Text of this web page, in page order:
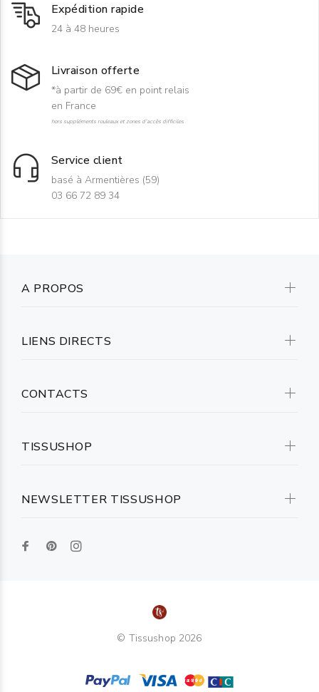
Expédition rapide
24 à 48 heures
Livraison offerte
*à partir de 69€ en point relais
en France
hors suppléments rouleaux et zones d'accès difficiles
Service client
basé à Armentières (59)
03 66 72 89 34
NEWSLETTER TISSUSHOP
A PROPOS
LIENS DIRECTS
CONTACTS
TISSUSHOP
© Tissushop 2026